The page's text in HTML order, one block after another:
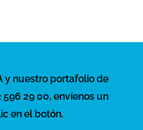
y nuestro portafolio de
29 00, envíenos un
en el botón.